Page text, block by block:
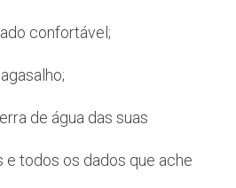
confortável;
de água das suas
e todos os dados que ache